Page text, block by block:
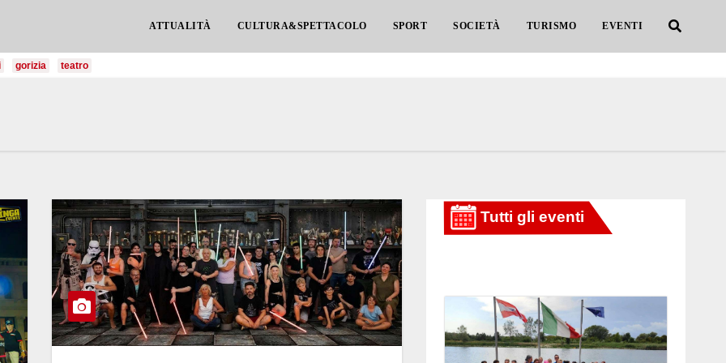
ATTUALITÀ CULTURA&SPETTACOLO SPORT SOCIETÀ TURISMO EVENTI
gorizia teatro